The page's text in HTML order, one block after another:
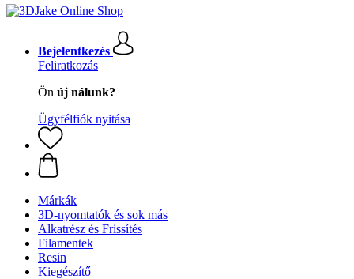
Bejelentkezés
Feliratkozás
Ön új nálunk?
Ügyfélfiók nyitása
Márkák
3D-nyomtatók és sok más
Alkatrész és Frissítés
Filamentek
Resin
Kiegészítő